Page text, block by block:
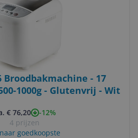
Broodbakmachine - 17
1000g - Glutenvrij - Wit
€ 76,20
-12%
4 prijzen
goedkoopste